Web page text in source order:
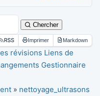
Chercher
RSS Imprimer Markdown
révisions Liens de
Gestionnaire
» nettoyage_ultrasons